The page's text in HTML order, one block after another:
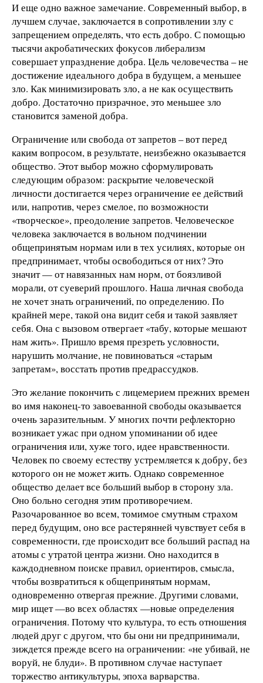
И еще одно важное замечание. Современный выбор, в
лучшем случае, заключается в сопротивлении злу с
запрещением определять, что есть добро. С помощью
тысячи акробатических фокусов либерализм
совершает упразднение добра. Цель человечества – не
достижение идеального добра в будущем, а меньшее
зло. Как минимизировать зло, а не как осуществить
добро. Достаточно призрачное, это меньшее зло
становится заменой добра.
Ограничение или свобода от запретов – вот перед
каким вопросом, в результате, неизбежно оказывается
общество. Этот выбор можно сформулировать
следующим образом: раскрытие человеческой
личности достигается через ограничение ее действий
или, напротив, через смелое, по возможности
«творческое», преодоление запретов. Человеческое
человека заключается в вольном подчинении
общепринятым нормам или в тех усилиях, которые он
предпринимает, чтобы освободиться от них? Это
значит — от навязанных нам норм, от боязливой
морали, от суеверий прошлого. Наша личная свобода
не хочет знать ограничений, по определению. По
крайней мере, такой она видит себя и такой заявляет
себя. Она с вызовом отвергает «табу, которые мешают
нам жить». Пришло время презреть условности,
нарушить молчание, не повиноваться «старым
запретам», восстать против предрассудков.
Это желание покончить с лицемерием прежних времен
во имя наконец-то завоеванной свободы оказывается
очень заразительным. У многих почти рефлекторно
возникает ужас при одном упоминании об идее
ограничения или, хуже того, идее нравственности.
Человек по своему естеству устремляется к добру, без
которого он не может жить. Однако современное
общество делает все больший выбор в сторону зла.
Оно больно сегодня этим противоречием.
Разочарованное во всем, томимое смутным страхом
перед будущим, оно все растерянней чувствует себя в
современности, где происходит все больший распад на
атомы с утратой центра жизни. Оно находится в
каждодневном поиске правил, ориентиров, смысла,
чтобы возвратиться к общепринятым нормам,
одновременно отвергая прежние. Другими словами,
мир ищет —во всех областях —новые определения
ограничения. Потому что культура, то есть отношения
людей друг с другом, что бы они ни предпринимали,
зиждется прежде всего на ограничении: «не убивай, не
воруй, не блуди». В противном случае наступает
торжество антикультуры, эпоха варварства.